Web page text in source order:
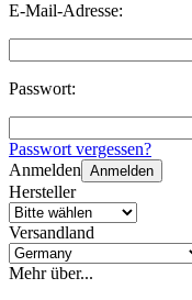
E-Mail-Adresse:
Passwort:
Passwort vergessen?
Anmelden Anmelden
Hersteller
Versandland
Mehr über...